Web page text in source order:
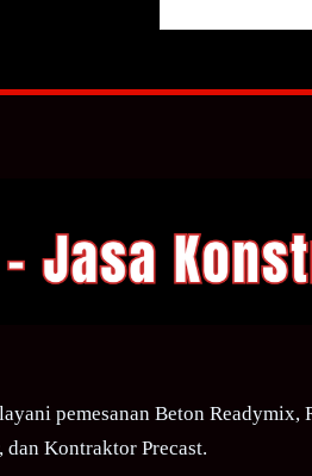
pemesanan Beton Readymix,
dan Kontraktor Precast.